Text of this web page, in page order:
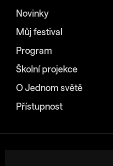
Novinky
Můj festival
Program
Školní projekce
O Jednom světě
Přístupnost